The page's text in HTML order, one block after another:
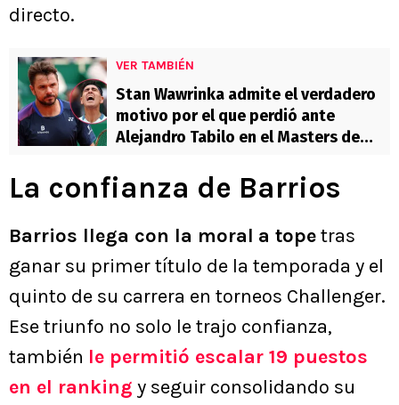
directo.
VER TAMBIÉN
Stan Wawrinka admite el verdadero
motivo por el que perdió ante
Alejandro Tabilo en el Masters de
La confianza de Barrios
Barrios llega con la moral a topetras
ganar su primer título de la temporada y el
quinto de su carrera en torneos Challenger.
Ese triunfo no solo le trajo confianza,
también le permitió escalar 19 puestos
en el ranking y seguir consolidando su